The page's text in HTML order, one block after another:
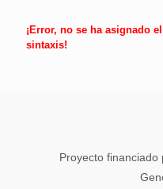
¡Error, no se ha asignado
sintaxis!
Proyecto